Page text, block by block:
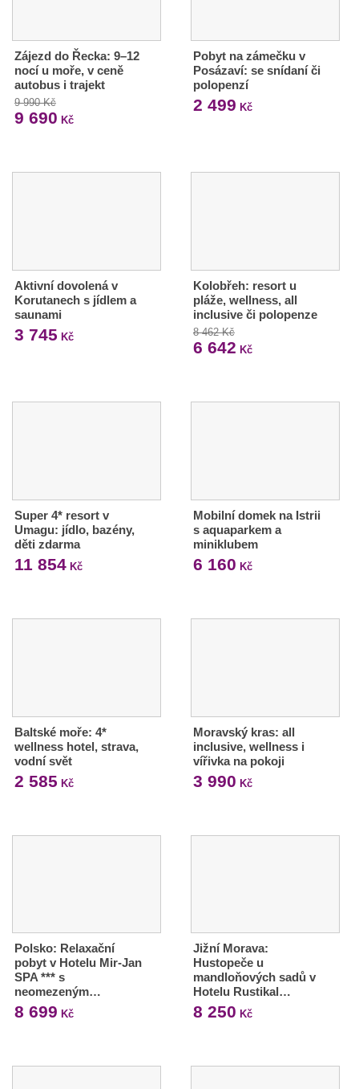
Zájezd do Řecka: 9–12
nocí u moře, v ceně
autobus i trajekt
9 990 Kč
9 690 Kč
Pobyt na zámečku v
Posázaví: se snídaní či
polopenzí
2 499 Kč
Aktivní dovolená v
Korutanech s jídlem a
saunami
3 745 Kč
Kolobřeh: resort u
pláže, wellness, all
inclusive či polopenze
8 462 Kč
6 642 Kč
Super 4* resort v
Umagu: jídlo, bazény,
děti zdarma
11 854 Kč
Mobilní domek na Istrii
s aquaparkem a
miniklubem
6 160 Kč
Baltské moře: 4*
wellness hotel, strava,
vodní svět
2 585 Kč
Moravský kras: all
inclusive, wellness i
vířivka na pokoji
3 990 Kč
Polsko: Relaxační
pobyt v Hotelu Mir-Jan
SPA *** s
neomezeným…
8 699 Kč
Jižní Morava:
Hustopeče u
mandloňových sadů v
Hotelu Rustikal…
8 250 Kč